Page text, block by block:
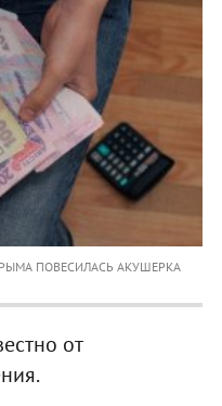
ПОВЕСИЛАСЬ АКУШЕРКА
от